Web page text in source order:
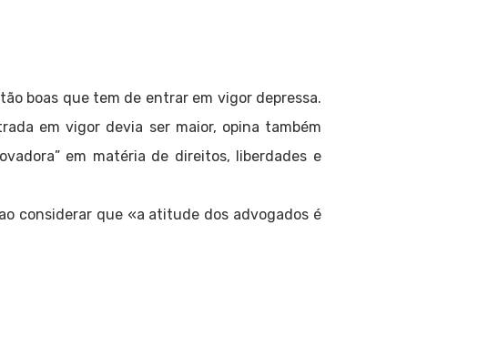
boas que tem de entrar em vigor depressa.
em vigor devia ser maior, opina também
em matéria de direitos, liberdades e
considerar que «a atitude dos advogados é